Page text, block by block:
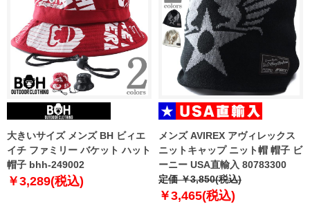
大きいサイズ メンズ BH ビィエ
イチ ファミリー バケット ハット
帽子 bhh-249002
￥3,289(税込)
メンズ AVIREX アヴィレックス
ニットキャップ ニット帽 帽子 ビ
ーニー USA直輸入 80783300
定価 ￥3,850(税込)
￥3,465(税込)